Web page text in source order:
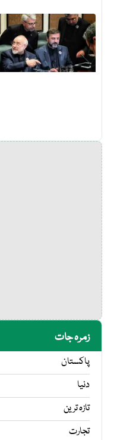
زمرہ جات
پاکستان
دنیا
تازہ ترین
تجارت